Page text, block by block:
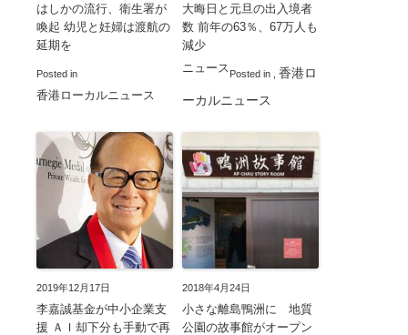
はしかの流行、衛生署が
喚起 幼児と妊婦は渡航の
延期を
Posted in
香港ローカルニュース
大晦日と元旦の出入境者
数 前年の63％、67万人も
減少
Posted in
ニュース
香港ロ
ーカルニュース
2019年12月17日
李嘉誠基金が中小企業支
援 ＡＩ却下分も手動で再
2018年4月24日
小さな離島鴨洲に 地質
公園の故事館がオープン